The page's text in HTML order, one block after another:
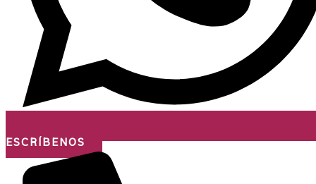
ESCRÍBENOS